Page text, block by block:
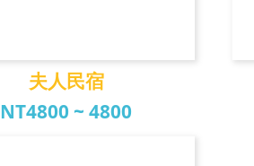
夫人民宿
NT4800 ~ 4800